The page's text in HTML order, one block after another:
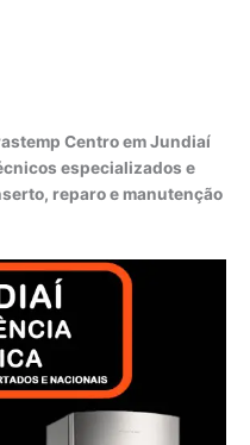
Centro em Jundiaí
especializados e
reparo e manutenção